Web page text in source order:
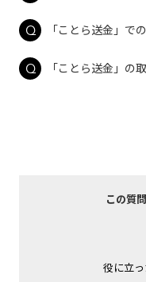
「ことら送金」で
「ことら送金」の
この質
役に立